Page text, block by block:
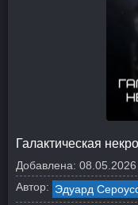
Галактическая
Добавлена: 08.05.2026
Автор: Эдуард